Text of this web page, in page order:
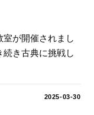
室が開催されまし
続き古典に挑戦し
2025-03-30